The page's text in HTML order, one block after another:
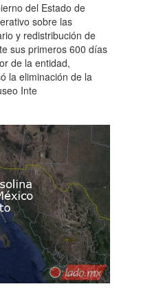
del Estado de
sobre las
y redistribución de
sus primeros 600 días
de la entidad,
la eliminación de la
Inte